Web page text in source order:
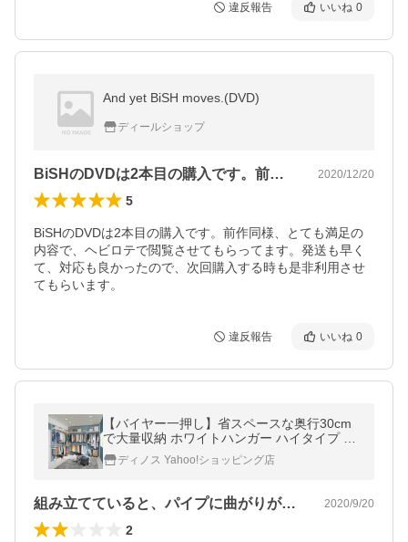
違反報告 いいね 0
And yet BiSH moves.(DVD)
ディールショップ
BiSHのDVDは2本目の購入です。前… 2020/12/20
5
BiSHのDVDは2本目の購入です。前作同様、とても満足の
内容で、ヘビロテで閲覧させてもらってます。発送も早く
て、対応も良かったので、次回購入する時も是非利用させ
てもらいます。
違反報告 いいね 0
【バイヤー一押し】省スペースな奥行30cm
で大量収納 ホワイトハンガー ハイタイプ 幅
230〜300cm 500304
ディノス Yahoo!ショッピング店
組み立てていると、パイプに曲がりがあり… 2020/9/20
2